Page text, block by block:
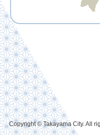
Copyright © Takayama City. All